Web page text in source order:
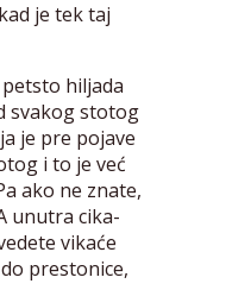
je tek taj
hiljada
svakog stotog
je pre pojave
i to je već
ako ne znate,
unutra cika-
vikaće
prestonice,